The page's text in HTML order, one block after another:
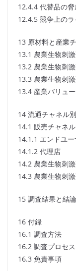
12.4.4 代替品の
12.4.5 競争上の
13 原材料と産業
13.1 農業生物刺
13.2 農業生物刺
13.3 農業生物刺
13.4 産業バリュ
14 流通チャネル
14.1 販売チャネル
14.1.1 エンドユ
14.1.2 代理店
14.2 農業生物刺
14.3 農業生物刺
15 調査結果と結論
16 付録
16.1 調査方法
16.2 調査プロセ
16.3 免責事項